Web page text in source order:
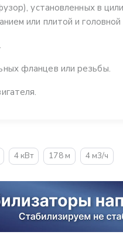
установленных в
или плитой и головной
фланцев или резьбы.
4 кВт 178 м 4 м3/ч